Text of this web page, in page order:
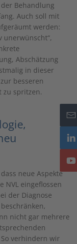
Behandlung
Auch soll mit
werden:
unerwünscht“,
Abschätzung
in dieser
besseren
zu spritzen.
neue Aspekte
NVL eingeflossen
der Diagnose
nicht gar mehrere
verhindern wir